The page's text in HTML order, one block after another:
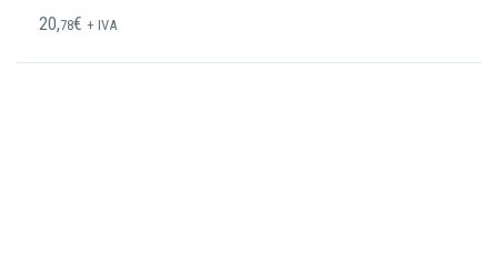
20,78€ + IVA